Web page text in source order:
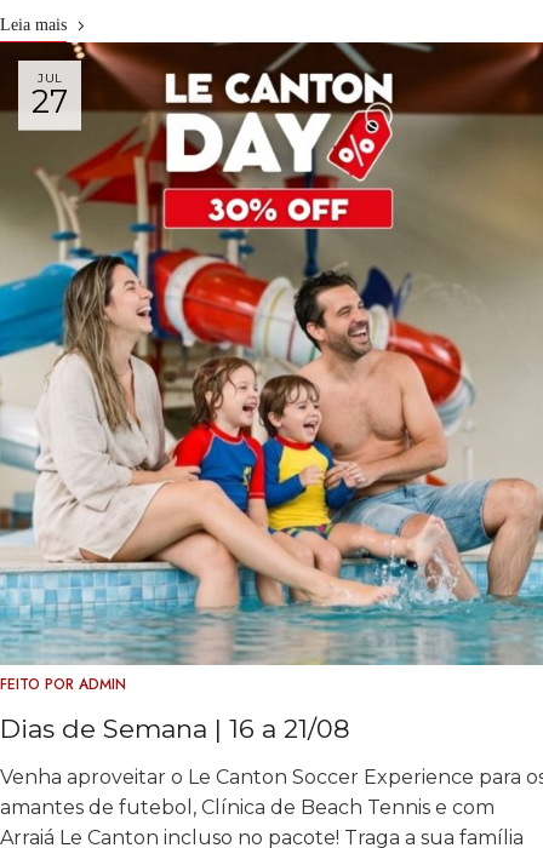
Leia mais
JUL
27
FEITO POR ADMIN
Dias de Semana | 16 a 21/08
Venha aproveitar o Le Canton Soccer Experience para
amantes de futebol, Clínica de Beach Tennis e com
Arraiá Le Canton incluso no pacote! Traga a sua família